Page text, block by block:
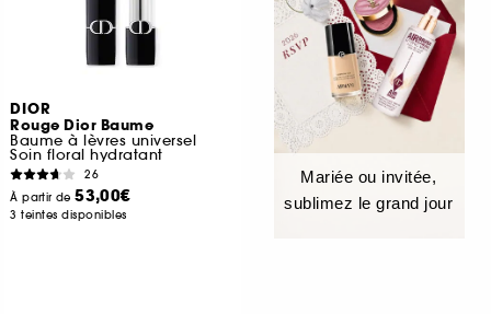
DIOR
Rouge Dior Baume
Baume à lèvres universel
Soin floral hydratant
26
À partir de53,00€
3 teintes disponibles
Mariée ou invitée,
sublimez le grand jour